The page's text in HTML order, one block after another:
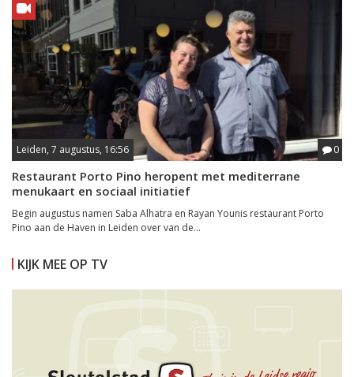
Leiden, 7 augustus, 16:56 0
Restaurant Porto Pino heropent met mediterrane
menukaart en sociaal initiatief
Begin augustus namen Saba Alhatra en Rayan Younis restaurant Porto
Pino aan de Haven in Leiden over van de...
KIJK MEE OP TV